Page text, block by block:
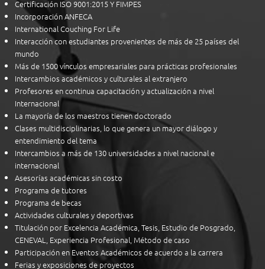
Certificación ISO 9001:2015 Y FIMPES
Incorporación ANFECA
International Couching For Life
Interacción con estudiantes provenientes de más de 25 países del
mundo
Más de 1500 vínculos empresariales para prácticas profesionales
Intercambios académicos y culturales al extranjero
Profesores en continua capacitación y actualización a nivel
Internacional
La mayoría de los maestros tienen doctorado
Clases multidisciplinarias, lo que genera un mayor diálogo y
entendimiento del tema
Intercambios a más de 130 universidades a nivel nacional e
internacional
Asesorías académicas sin costo
Programa de tutores
Programa de becas
Actividades culturales y deportivas
Titulación por Excelencia Académica, Tesis, Estudio de Posgrado,
CENEVAL, Experiencia Profesional, Método de caso
Participación en Eventos Académicos de acuerdo a la carrera
Ferias y exposiciones de proyectos